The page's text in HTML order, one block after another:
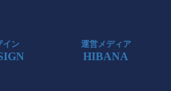
イン 運営メディア
HIBANA